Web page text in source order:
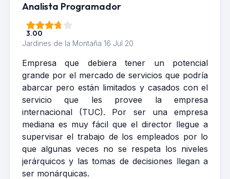
Analista Programador
3.00
Jardines de la Montaña 16 Jul 20
Empresa que debiera tener un potencial
grande por el mercado de servicios que podría
abarcar pero están limitados y casados con el
servicio que les provee la empresa
internacional (TUC). Por ser una empresa
mediana es muy fácil que el director llegue a
supervisar el trabajo de los empleados por lo
que algunas veces no se respeta los niveles
jerárquicos y las tomas de decisiones llegan a
ser monárquicas.